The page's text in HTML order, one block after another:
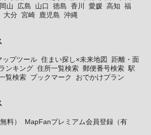
岡山 広島 山口 徳島 香川 愛媛 高知 福
大分 宮崎 鹿児島 沖縄
ップツール 住まい探し×未来地図
距離・面
ンキング 住所一覧検索 郵便番号検索 駅
覧検索 ブックマーク おでかけプラン
料）
MapFanプレミアム会員登録（有